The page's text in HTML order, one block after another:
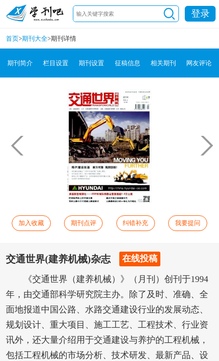
登录
首页>期刊大全>期刊详情
期刊简介 栏目设置 期刊设置 征稿信息 相关期刊 网友评论
加入收藏 期刊点评 纠错补充 我要提问
交通世界(建养机械)杂志 在线投稿
《交通世界（建养机械）》（月刊）创刊于1994
年，由交通部科学研究院主办。除了及时、准确、全
面地报道中国公路、水路交通建设行业的发展动态、
规划设计、重大项目、施工工艺、工程技术、行业资
讯外，还大量介绍用于交通建设与养护的工程机械，
包括工程机械的市场分析、技术研发、最新产品、设